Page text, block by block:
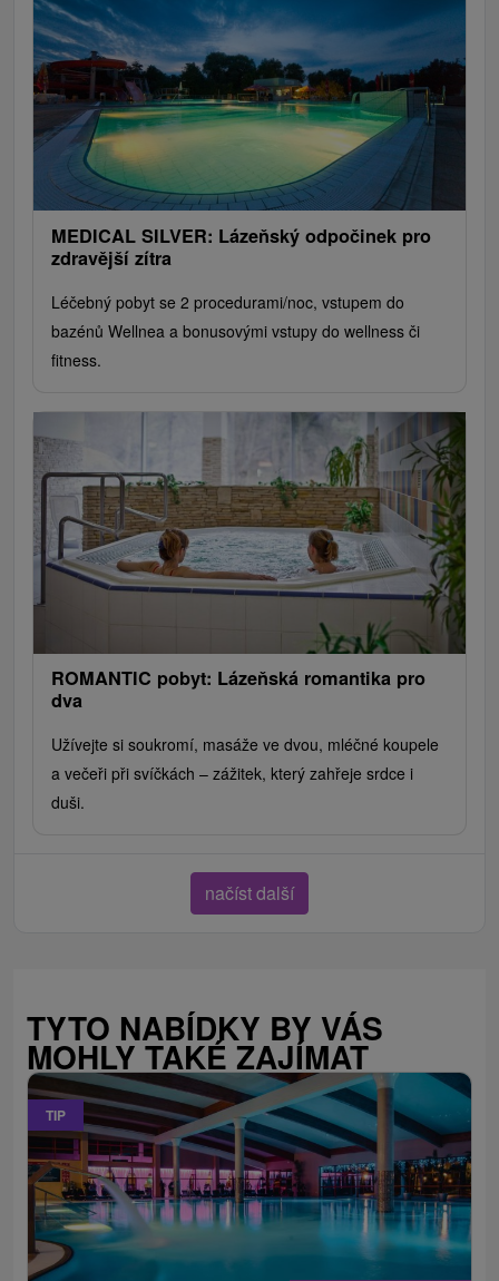
MEDICAL SILVER: Lázeňský odpočinek pro
zdravější zítra
Léčebný pobyt se 2 procedurami/noc, vstupem do
bazénů Wellnea a bonusovými vstupy do wellness či
fitness.
ROMANTIC pobyt: Lázeňská romantika pro
dva
Užívejte si soukromí, masáže ve dvou, mléčné koupele
a večeři při svíčkách – zážitek, který zahřeje srdce i
duši.
načíst další
TYTO NABÍDKY BY VÁS
MOHLY TAKÉ ZAJÍMAT
TIP